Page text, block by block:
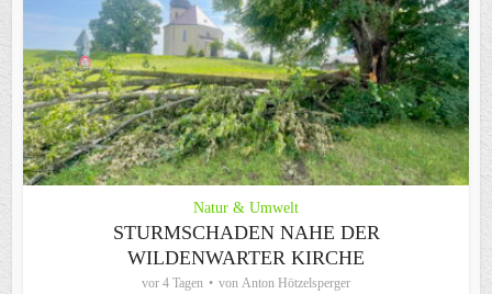
Natur & Umwelt
STURMSCHADEN NAHE DER
WILDENWARTER KIRCHE
vor 4 Tagen von Anton Hötzelsperger